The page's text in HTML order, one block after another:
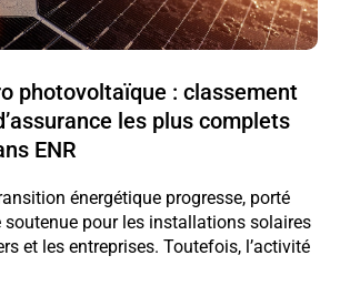
photovoltaïque : classement
les plus complets
ENR
énergétique progresse, porté
soutenue pour les installations solaires
et les entreprises. Toutefois, l’activité